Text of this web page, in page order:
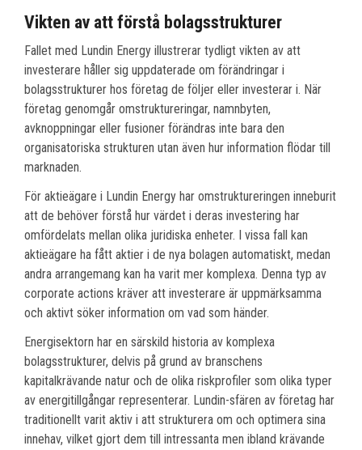
Vikten av att förstå bolagsstrukturer
Fallet med Lundin Energy illustrerar tydligt vikten av att
investerare håller sig uppdaterade om förändringar i
bolagsstrukturer hos företag de följer eller investerar i. När
företag genomgår omstruktureringar, namnbyten,
avknoppningar eller fusioner förändras inte bara den
organisatoriska strukturen utan även hur information flödar till
marknaden.
För aktieägare i Lundin Energy har omstruktureringen inneburit
att de behöver förstå hur värdet i deras investering har
omfördelats mellan olika juridiska enheter. I vissa fall kan
aktieägare ha fått aktier i de nya bolagen automatiskt, medan
andra arrangemang kan ha varit mer komplexa. Denna typ av
corporate actions kräver att investerare är uppmärksamma
och aktivt söker information om vad som händer.
Energisektorn har en särskild historia av komplexa
bolagsstrukturer, delvis på grund av branschens
kapitalkrävande natur och de olika riskprofiler som olika typer
av energitillgångar representerar. Lundin-sfären av företag har
traditionellt varit aktiv i att strukturera om och optimera sina
innehav, vilket gjort dem till intressanta men ibland krävande